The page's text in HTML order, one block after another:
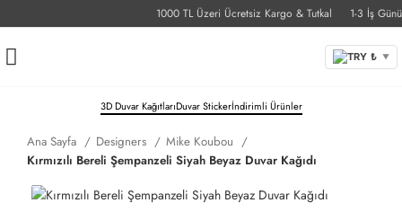
1000 TL Üzeri Ücretsiz Kargo & Tutkal 1-3 İş Günü
TRY ₺ ▼
3D Duvar KağıtlarıDuvar Stickerİndirimli Ürünler
Ana Sayfa Designers
Mike Koubou
Kırmızılı Bereli Şempanzeli Siyah Beyaz Duvar Kağıdı